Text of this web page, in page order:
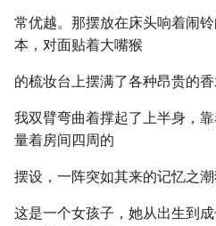
常优越。那摆放在床头响着闹
本，对面贴着大嘴猴
的梳妆台上摆满了各种昂贵的
我双臂弯曲着撑起了上半身，
量着房间四周的
摆设，一阵突如其来的记忆之
这是一个女孩子，她从出生到